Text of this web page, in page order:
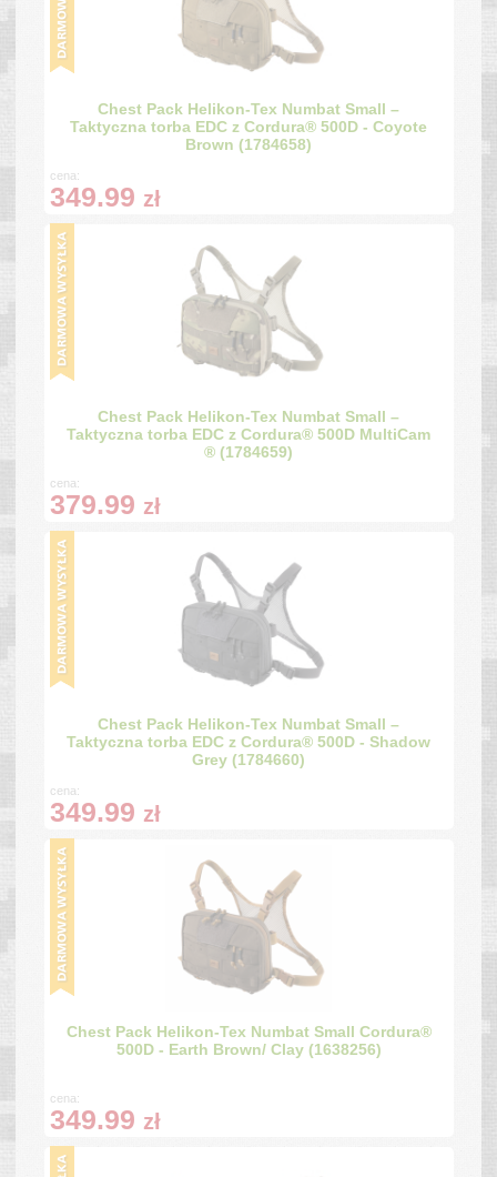
Chest Pack Helikon-Tex Numbat Small –
Taktyczna torba EDC z Cordura® 500D - Coyote
Brown (1784658)
cena:
349.99 zł
Chest Pack Helikon-Tex Numbat Small –
Taktyczna torba EDC z Cordura® 500D MultiCam
® (1784659)
cena:
379.99 zł
Chest Pack Helikon-Tex Numbat Small –
Taktyczna torba EDC z Cordura® 500D - Shadow
Grey (1784660)
cena:
349.99 zł
Chest Pack Helikon-Tex Numbat Small Cordura®
500D - Earth Brown/ Clay (1638256)
cena:
349.99 zł